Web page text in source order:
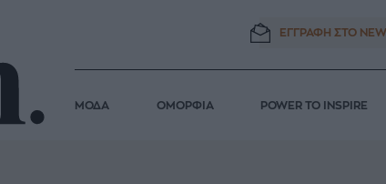
ΕΓΓΡΑΦΗ ΣΤΟ
ΜΟΔΑ ΟΜΟΡΦΙΑ POWER TO INSPIRE